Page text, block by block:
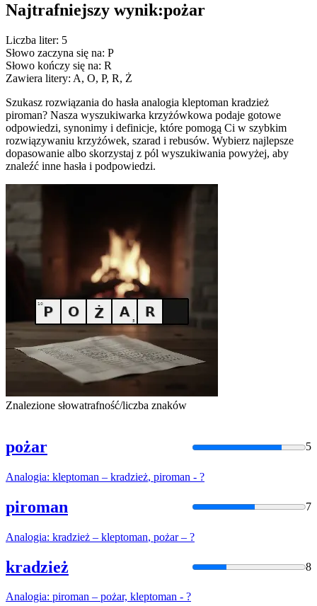
Najtrafniejszy wynik:pożar
Liczba liter: 5
Słowo zaczyna się na: P
Słowo kończy się na: R
Zawiera litery: A, O, P, R, Ż
Szukasz rozwiązania do hasła analogia kleptoman kradzież
piroman? Nasza wyszukiwarka krzyżówkowa podaje gotowe
odpowiedzi, synonimy i definicje, które pomogą Ci w szybkim
rozwiązywaniu krzyżówek, szarad i rebusów. Wybierz najlepsze
dopasowanie albo skorzystaj z pól wyszukiwania powyżej, aby
znaleźć inne hasła i podpowiedzi.
Znalezione słowatrafność/liczba znaków
pożar 5
Analogia: kleptoman – kradzież, piroman - ?
piroman 7
Analogia: kradzież – kleptoman, pożar – ?
kradzież 8
Analogia: piroman – pożar, kleptoman - ?